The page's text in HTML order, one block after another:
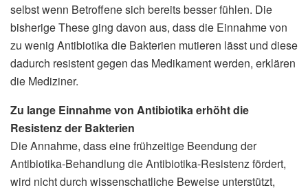
selbst wenn Betroffene sich bereits besser fühlen. Die
bisherige These ging davon aus, dass die Einnahme von
zu wenig Antibiotika die Bakterien mutieren lässt und diese
dadurch resistent gegen das Medikament werden, erklären
die Mediziner.
Zu lange Einnahme von Antibiotika erhöht die
Resistenz der Bakterien
Die Annahme, dass eine frühzeitige Beendung der
Antibiotika-Behandlung die Antibiotika-Resistenz fördert,
wird nicht durch wissenschatliche Beweise unterstützt,